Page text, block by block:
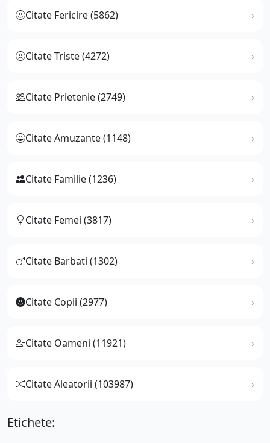
Citate Fericire (5862)
Citate Triste (4272)
Citate Prietenie (2749)
Citate Amuzante (1148)
Citate Familie (1236)
Citate Femei (3817)
Citate Barbati (1302)
Citate Copii (2977)
Citate Oameni (11921)
Citate Aleatorii (103987)
Etichete: